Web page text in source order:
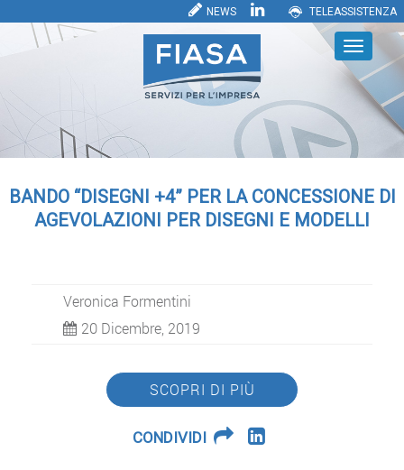
NEWS TELEASSISTENZA
BANDO “DISEGNI +4” PER LA CONCESSIONE DI
AGEVOLAZIONI PER DISEGNI E MODELLI
Veronica Formentini
20 Dicembre, 2019
SCOPRI DI PIÙ
CONDIVIDI